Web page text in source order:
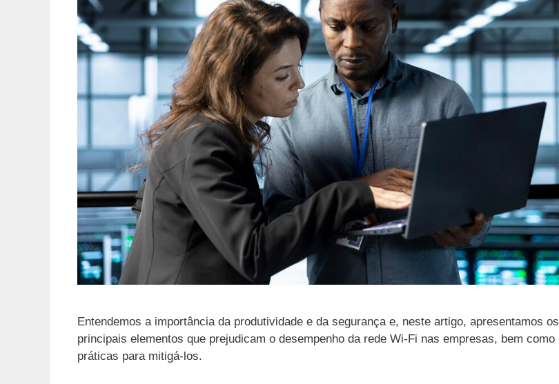
Entendemos a importância da produtividade e da segurança e, neste artigo, apresentamos os
principais elementos que prejudicam o desempenho da rede Wi-Fi nas empresas, bem como
práticas para mitigá-los.